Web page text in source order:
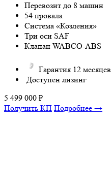
Перевозит до 8 машин
54 провала
Система «Козления»
Три оси SAF
Клапан WABCO-ABS
Гарантия 12 месяцев
Доступен лизинг
5 499 000 ₽
Получить КП Подробнее →